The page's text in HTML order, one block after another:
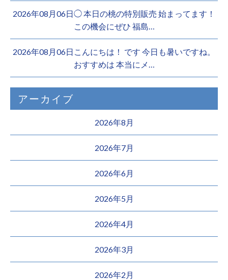
2026年08月06日◯ 本日の桃の特別販売 始まってます！
この機会にぜひ 福島…
2026年08月06日こんにちは！ です 今日も暑いですね。
おすすめは 本当にメ…
アーカイブ
2026年8月
2026年7月
2026年6月
2026年5月
2026年4月
2026年3月
2026年2月